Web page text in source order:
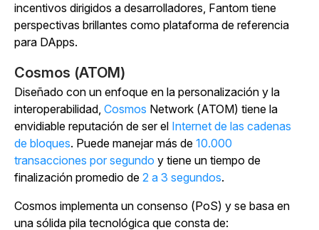
incentivos dirigidos a desarrolladores, Fantom tiene
perspectivas brillantes como plataforma de referencia
para DApps.
Cosmos (ATOM)
Diseñado con un enfoque en la personalización y la
interoperabilidad, Cosmos Network (ATOM) tiene la
envidiable reputación de ser el Internet de las cadenas
de bloques. Puede manejar más de 10.000
transacciones por segundo y tiene un tiempo de
finalización promedio de 2 a 3 segundos.
Cosmos implementa un consenso (PoS) y se basa en
una sólida pila tecnológica que consta de: